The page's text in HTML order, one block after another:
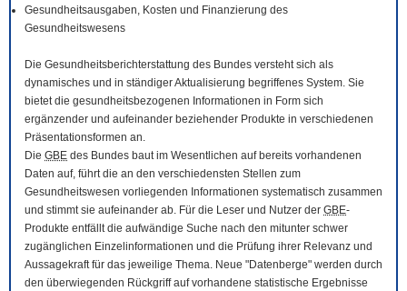
Gesundheitsausgaben, Kosten und Finanzierung des
Gesundheitswesens
Die Gesundheitsberichterstattung des Bundes versteht sich als
dynamisches und in ständiger Aktualisierung begriffenes System. Sie
bietet die gesundheitsbezogenen Informationen in Form sich
ergänzender und aufeinander beziehender Produkte in verschiedenen
Präsentationsformen an.
Die GBE des Bundes baut im Wesentlichen auf bereits vorhandenen
Daten auf, führt die an den verschiedensten Stellen zum
Gesundheitswesen vorliegenden Informationen systematisch zusammen
und stimmt sie aufeinander ab. Für die Leser und Nutzer der GBE-
Produkte entfällt die aufwändige Suche nach den mitunter schwer
zugänglichen Einzelinformationen und die Prüfung ihrer Relevanz und
Aussagekraft für das jeweilige Thema. Neue "Datenberge" werden durch
den überwiegenden Rückgriff auf vorhandene statistische Ergebnisse